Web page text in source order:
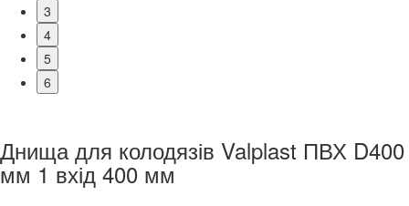
3
4
5
6
Днища для колодязів Valplast ПВХ D400
мм 1 вхід 400 мм